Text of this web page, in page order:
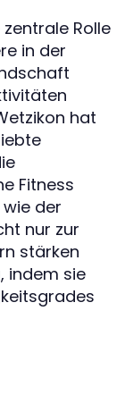
Rolle
in der
hat
Fitness
der
nur zur
stärken
indem sie